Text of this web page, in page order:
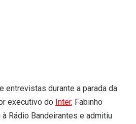
entrevistas durante a parada da
executivo do Inter, Fabinho
Rádio Bandeirantes e admitiu